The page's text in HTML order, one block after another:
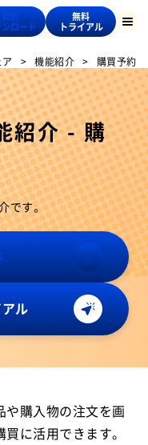
資料
ロード
無料
トライアル
機能紹介 購買予約
紹介 - 購
です。
ル
購入物の注文を画
に活用できます。